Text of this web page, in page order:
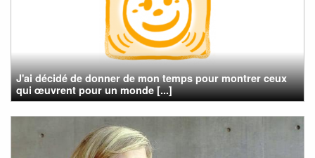
J'ai décidé de donner de mon temps pour montrer ceux
qui œuvrent pour un monde [...]